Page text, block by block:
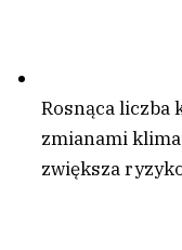
Rosnąca liczba
zmianami
zwiększa